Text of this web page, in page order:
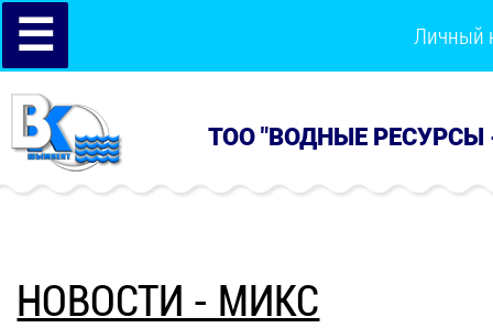
☰ Личный
ТОО "ВОДНЫЕ РЕСУРСЫ
НОВОСТИ - МИКС